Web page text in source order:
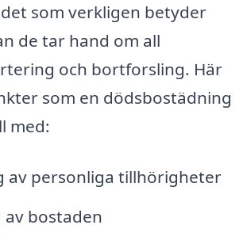
som verkligen betyder
de tar hand om all
och bortforsling. Här
som en dödsbostädning
med:
av personliga tillhörigheter
av bostaden